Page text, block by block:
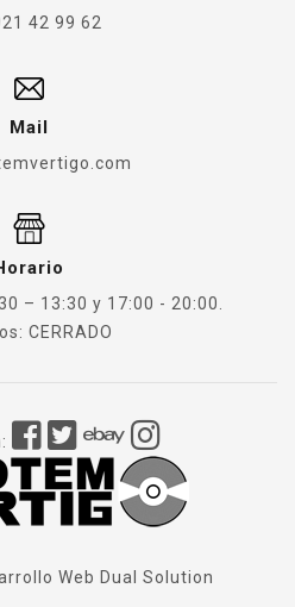
42 99 62
Mail
– 13:30 y 17:00 - 20:00.
CERRADO
Web Dual Solution